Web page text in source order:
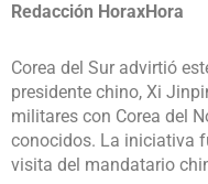
Redacción HoraxHora
Corea del Sur advirtió
presidente chino, Xi
militares con Corea del
conocidos. La iniciativa
visita del mandatario